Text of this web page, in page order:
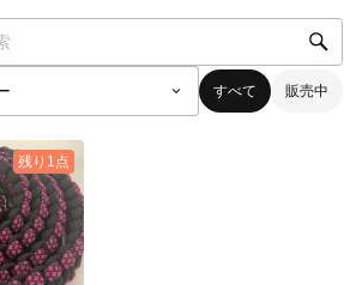
すべて 販売中
残り1点